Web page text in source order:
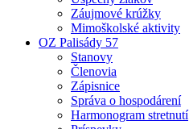
Záujmové krúžky
Mimoškolské aktivity
OZ Palisády 57
Stanovy
Členovia
Zápisnice
Správa o hospodárení
Harmonogram stretnutí